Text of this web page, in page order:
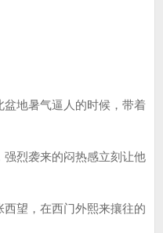
盆地暑气逼人的时候，带着
烈袭来的闷热感立刻让他
望，在西门外熙来攘往的